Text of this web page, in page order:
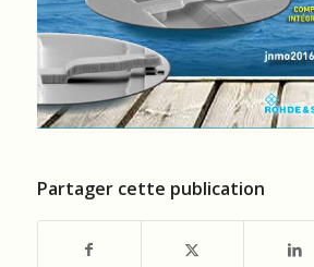
Partager cette publication